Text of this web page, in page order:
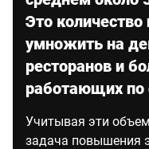
Это
умножить на
ресторанов и
работающих
Учитывая эти
задача повышения